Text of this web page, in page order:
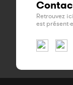
Retrouvez
est présent·e